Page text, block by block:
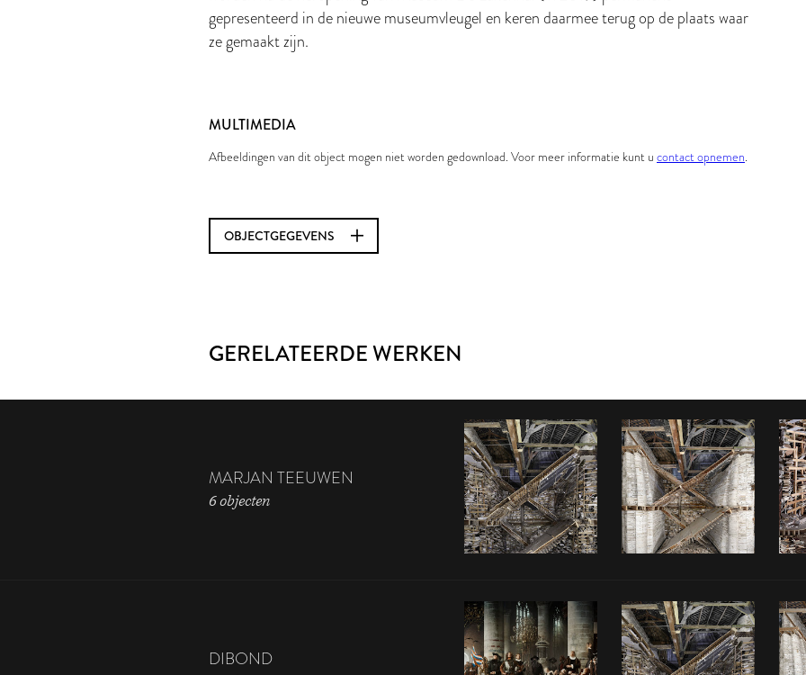
gepresenteerd in de nieuwe museumvleugel en keren daarmee terug op de plaats waar
ze gemaakt zijn.
MULTIMEDIA
Afbeeldingen van dit object mogen niet worden gedownload. Voor meer informatie kunt u contact opnemen.
OBJECTGEGEVENS
GERELATEERDE WERKEN
MARJAN TEEUWEN
6 objecten
DIBOND